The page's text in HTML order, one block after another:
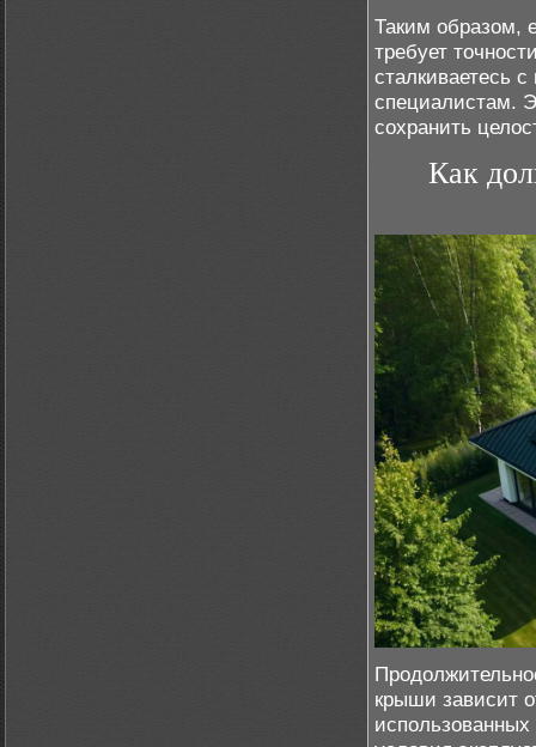
Таким образом,
требует
сталкиваетесь
специалистам.
сохранить
Как
крыши зависит